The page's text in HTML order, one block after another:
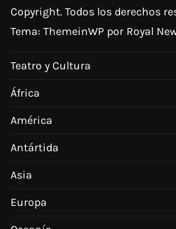
Copyright. Todos los derechos
Tema: ThemeinWP por Royal
Teatro y Cultura
África
América
Antártida
Asia
Europa